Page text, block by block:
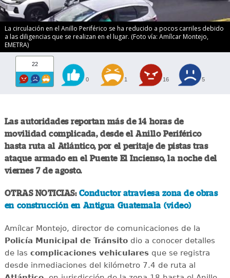
La circulación en el Anillo Periférico se ha reducido a pocos carriles debido
a las diligencias que se realizan en el lugar. (Foto vía: Amílcar Montejo,
EMETRA)
22
0 1 16 5
Las autoridades reportan más de 14 horas de
movilidad complicada, desde el Anillo Periférico
hasta ruta al Atlántico, por el peritaje de pistas tras
ataque armado en el Puente El Incienso, la noche del
viernes 7 de agosto.
OTRAS NOTICIAS: Conductor atraviesa zona de obras
en construcción en Antigua Guatemala (video)
Amílcar Montejo, director de comunicaciones de la
Policía Municipal de Tránsitodio a conocer detalles
de las complicaciones vehicularesque se registra
desde inmediaciones del kilómetro 7.4 de ruta al